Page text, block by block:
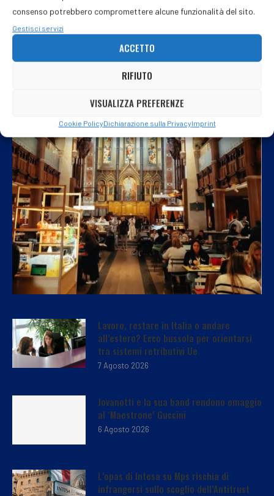
consenso potrebbero compromettere alcune funzionalità del sito.
Gestisci servizi
ACCETTO
RIFIUTO
VISUALIZZA PREFERENZE
Cookie PolicyDichiarazione sulla PrivacyImprint
Lavoro, restare in Italia o andare
all’estero? Ecco bussola per orientarsi
tra sistemi retributivi Ue
7 Agosto 2026
Jovanotti e la sua band rendono omaggio
al ‘Maestrone’ Guccini
6 Agosto 2026
L’opas di Intesa su Mps rischia di
infrangersi sullo scoglio dell’Antitrust